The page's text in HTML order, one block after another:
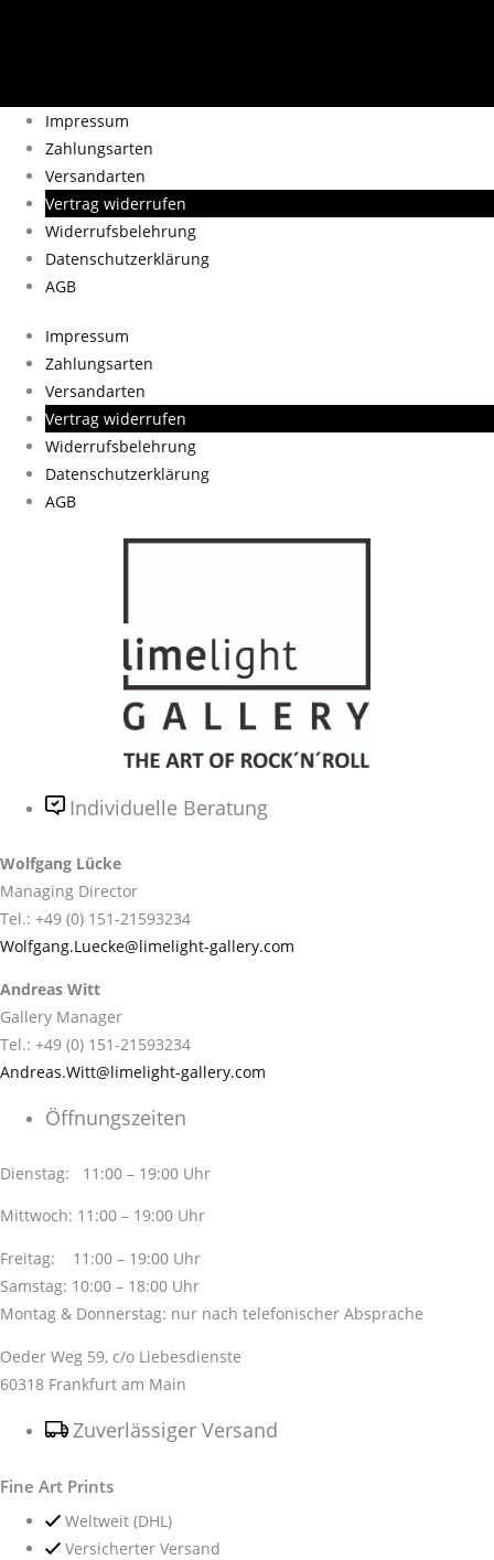
Impressum
Zahlungsarten
Versandarten
Vertrag widerrufen
Widerrufsbelehrung
Datenschutzerklärung
AGB
Impressum
Zahlungsarten
Versandarten
Vertrag widerrufen
Widerrufsbelehrung
Datenschutzerklärung
AGB
Individuelle Beratung
Wolfgang Lücke
Managing Director
Tel.: +49 (0) 151-21593234
Wolfgang.Luecke@limelight-gallery.com
Andreas Witt
Gallery Manager
Tel.: +49 (0) 151-21593234
Andreas.Witt@limelight-gallery.com
Öffnungszeiten
Dienstag: 11:00 – 19:00 Uhr
Mittwoch: 11:00 – 19:00 Uhr
Freitag: 11:00 – 19:00 Uhr
Samstag: 10:00 – 18:00 Uhr
Montag & Donnerstag: nur nach telefonischer Absprache
Oeder Weg 59, c/o Liebesdienste
60318 Frankfurt am Main
Zuverlässiger Versand
Fine Art Prints
Weltweit (DHL)
Versicherter Versand